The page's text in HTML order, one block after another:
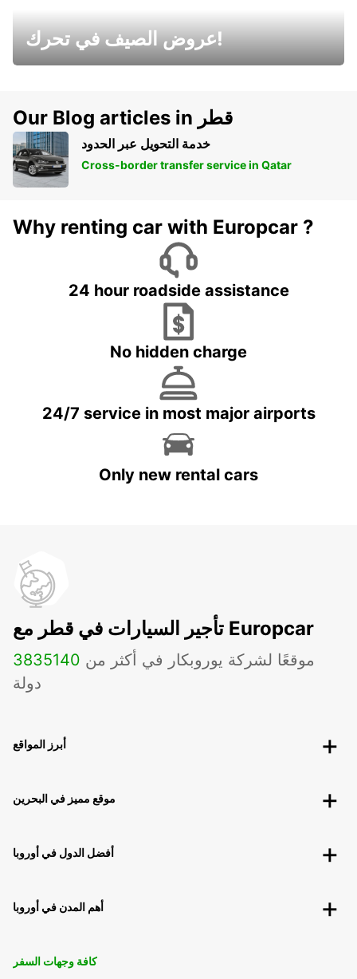
عروض الصيف في تحرك!
Our Blog articles in قطر
خدمة التحويل عبر الحدود
Cross-border transfer service in Qatar
Why renting car with Europcar ?
24 hour roadside assistance
No hidden charge
24/7 service in most major airports
Only new rental cars
تأجير السيارات في قطر مع Europcar
3835 موقعًا لشركة يوروبكار في أكثر من 140
دولة
أبرز المواقع
موقع مميز في البحرين
أفضل الدول في أوروبا
أهم المدن في أوروبا
كافة وجهات السفر